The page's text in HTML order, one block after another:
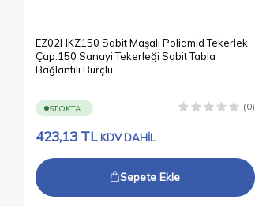
EZ02HKZ150 Sabit Maşalı Poliamid Tekerlek
Çap:150 Sanayi Tekerleği Sabit Tabla
Bağlantılı Burçlu
STOKTA (0)
423,13 TLKDV DAHİL
Sepete Ekle